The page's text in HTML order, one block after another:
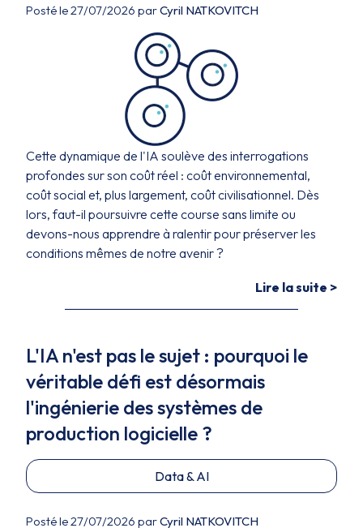
Posté le 27/07/2026 parCyril NATKOVITCH
Cette dynamique de l'IA soulève des interrogations
profondes sur son coût réel : coût environnemental,
coût social et, plus largement, coût civilisationnel. Dès
lors, faut-il poursuivre cette course sans limite ou
devons-nous apprendre à ralentir pour préserver les
conditions mêmes de notre avenir ?
Lire la suite >
L'IA n'est pas le sujet : pourquoi le
véritable défi est désormais
l'ingénierie des systèmes de
production logicielle ?
Data & AI
Posté le 27/07/2026 parCyril NATKOVITCH